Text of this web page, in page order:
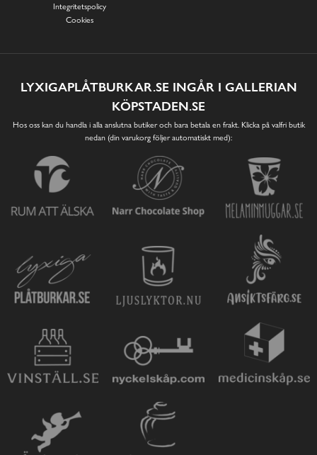
Integritetspolicy
Cookies
LYXIGAPLÅTBURKAR.SE INGÅR I GALLERIAN
KÖPSTADEN.SE
Hos oss kan du handla i alla anslutna butiker och bara betala en frakt. Klicka på valfri butik
nedan (din varukorg följer automatiskt med):